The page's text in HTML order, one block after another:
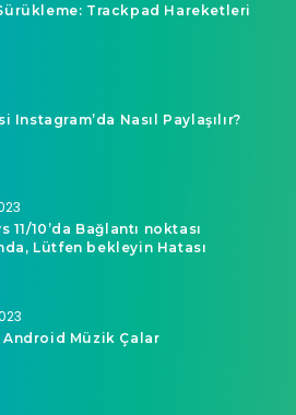
Trackpad Hareketleri
Nasıl Paylaşılır?
11/10’da Bağlantı noktası
Lütfen bekleyin Hatası
Android Müzik Çalar